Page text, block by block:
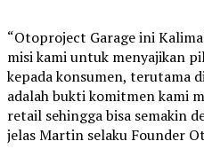
“Otoproject Garage ini
misi kami untuk menyajikan
kepada konsumen, terutama
adalah bukti komitmen kami
retail sehingga bisa semakin
jelas Martin selaku Founder